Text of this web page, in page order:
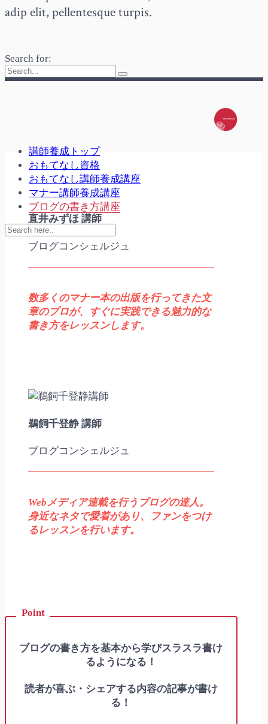
adip elit, pellentesque turpis.
Search for:
講師養成トップ
おもてなし資格
おもてなし講師養成講座
マナー講師養成講座
ブログの書き方講座
直井みずほ 講師
ブログコンシェルジュ
数多くのマナー本の出版を行ってきた文
章のプロが、すぐに実践できる魅力的な
書き方をレッスンします。
鵜飼千登静 講師
ブログコンシェルジュ
Webメディア連載を行うブログの達人。
身近なネタで愛着があり、ファンをつけ
るレッスンを行います。
ブログの書き方を基本から学びスラスラ書け
るようになる！
読者が喜ぶ・シェアする内容の記事が書け
る！